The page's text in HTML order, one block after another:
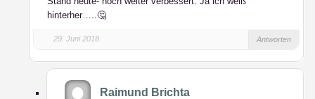
hinterher…..🤔
29. Juni 2018 Antworten
Raimund Brichta